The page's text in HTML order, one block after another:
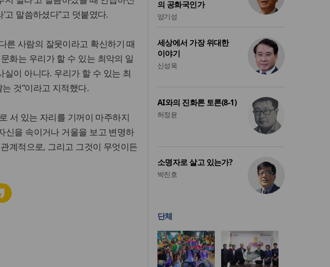
고 말씀하셨다”고 덧붙였다.
른 사람의 잘못이라고 확신하기 때
화는 우리가 할 수 있는 최악의 일
이 아니다. 우리가 할 수 있는 최
것”이라고 지적했다.
서 있는 자리를 기꺼이 마주하지
신을 속이거나 거울을 보고 변명하
계적으로, 그리고 그것이 무엇이든
의 공화국인가
양기성
세상에서 가장 위대한
이야기
신성욱
AI와의 진화론 토론(8-1)
허정윤
소명자로 살고 있는가?
박진호
단체